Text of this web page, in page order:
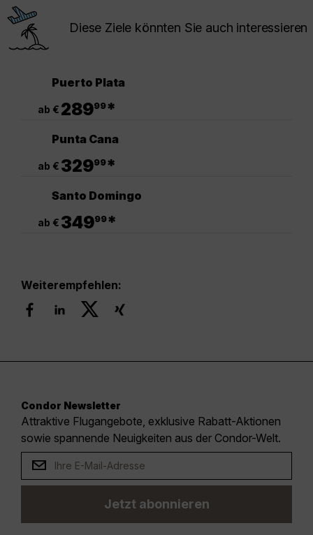
Diese Ziele könnten Sie auch interessieren
Puerto Plata
ab € 28999*
Punta Cana
ab € 32999*
Santo Domingo
ab € 34999*
Weiterempfehlen:
Condor Newsletter
Attraktive Flugangebote, exklusive Rabatt-Aktionen
sowie spannende Neuigkeiten aus der Condor-Welt.
Jetzt abonnieren